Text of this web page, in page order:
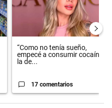
“Como no tenía sueño,
empecé a consumir cocaína”:
la de...
17 comentarios